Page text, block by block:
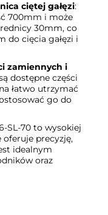
ciętej gałęzi:
700mm i może
30mm, co
do cięcia gałęzi i
zamiennych i
dostępne części
łatwo utrzymać
go do
SL-70 to wysokiej
oferuje precyzję,
idealnym
oraz